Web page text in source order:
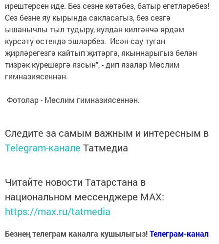
ирештерсен иде. Без сезне көтәбез, батыр егетләребез!
Сез безне яу кырында сакласагыз, без сезгә
ышанычлы тыл тудыру, кулдан килгәнчә ярдәм
күрсәтү өстендә эшләрбез. Исән-сау туган
җирләрегезгә кайтып җитәргә, якыннарыгыз белән
тизрәк күрешергә язсын", - дип язалар Мөслим
гимназиясеннән.
Фотолар - Мөслим гимназиясеннән.
Следите за самым важным и интересным в
Telegram-канале Татмедиа
Читайте новости Татарстана в
национальном мессенджере MАХ:
https://max.ru/tatmedia
Безнең телеграм каналга кушылыгыз!Телеграм-канал